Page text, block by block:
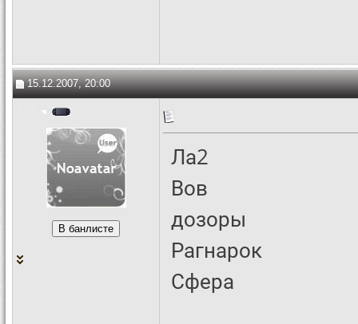
15.12.2007, 20:00
Ла2
Вов
дозоры
Рагнарок
Сфера